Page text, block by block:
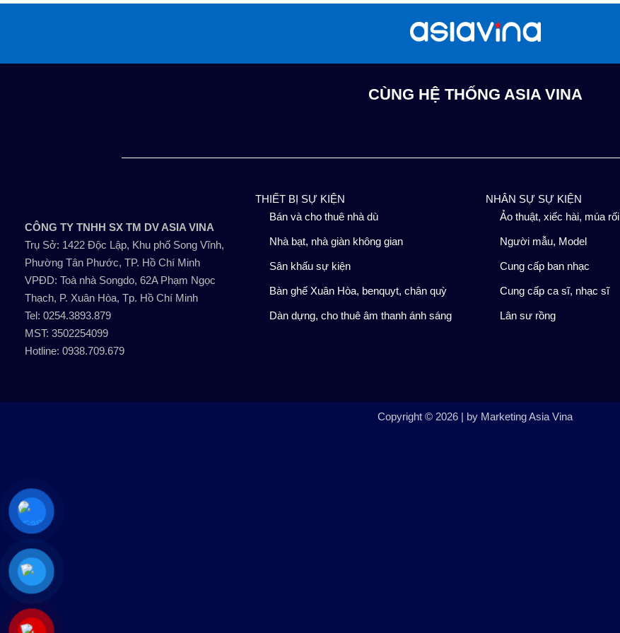
Bỏ
dung
CÙNG HỆ THỐNG ASIA VINA
CÔNG TY TNHH SX TM DV ASIA VINA
Trụ Sở: 1422 Độc Lập, Khu phố Song Vĩnh,
Phường Tân Phước, TP. Hồ Chí Minh
VPĐD: Toà nhà Songdo, 62A Phạm Ngọc
Thạch, P. Xuân Hòa, Tp. Hồ Chí Minh
Tel: 0254.3893.879
MST: 3502254099
Hotline: 0938.709.679
THIẾT BỊ SỰ KIỆN
Bán và cho thuê nhà dù
Nhà bạt, nhà giàn không gian
Sân khấu sự kiện
Bàn ghế Xuân Hòa, benquyt, chân quỳ
Dàn dựng, cho thuê âm thanh ánh sáng
NHÂN SỰ SỰ KIỆN
Ảo thuật, xiếc hài, múa rối
Người mẫu, Model
Cung cấp ban nhạc
Cung cấp ca sĩ, nhạc sĩ
Lân sư rồng
Copyright © 2026 | by Marketing Asia Vina